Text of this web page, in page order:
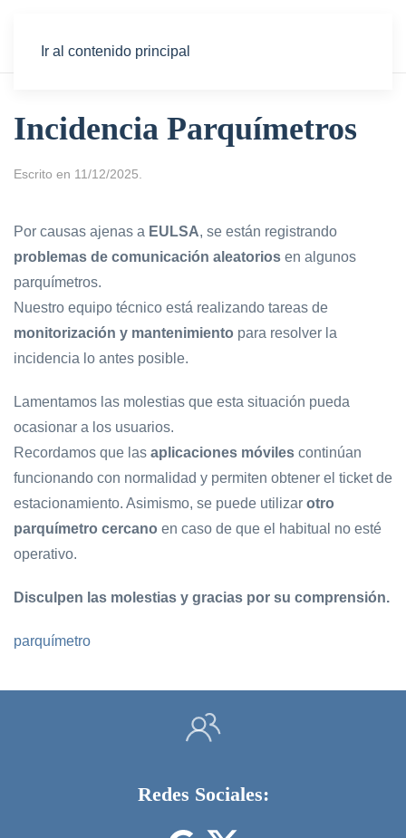
Ir al contenido principal
Incidencia Parquímetros
Escrito en 11/12/2025
Por causas ajenas a EULSA, se están registrando
problemas de comunicación aleatorios en algunos
parquímetros.
Nuestro equipo técnico está realizando tareas de
monitorización y mantenimiento para resolver la
incidencia lo antes posible.
Lamentamos las molestias que esta situación pueda
ocasionar a los usuarios.
Recordamos que las aplicaciones móviles continúan
funcionando con normalidad y permiten obtener el ticket de
estacionamiento. Asimismo, se puede utilizar otro
parquímetro cercano en caso de que el habitual no esté
operativo.
Disculpen las molestias y gracias por su comprensión.
parquímetro
Redes Sociales: